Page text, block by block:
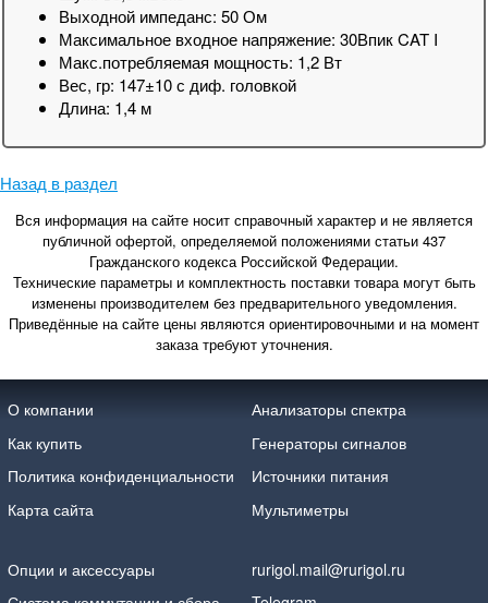
Выходной импеданс: 50 Ом
Максимальное входное напряжение: 30Впик CAT I
Макс.потребляемая мощность: 1,2 Вт
Вес, гр: 147±10 с диф. головкой
Длина: 1,4 м
Назад в раздел
Вся информация на сайте носит справочный характер и не является
публичной офертой, определяемой положениями статьи 437
Гражданского кодекса Российской Федерации.
Технические параметры и комплектность поставки товара могут быть
изменены производителем без предварительного уведомления.
Приведённые на сайте цены являются ориентировочными и на момент
заказа требуют уточнения.
О компании
Как купить
Политика конфиденциальности
Карта сайта
Анализаторы спектра
Генераторы сигналов
Источники питания
Мультиметры
Опции и аксессуары
rurigol.mail@rurigol.ru